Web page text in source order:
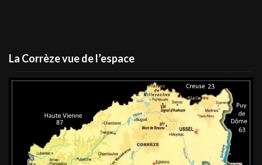
La Corrèze vue de l’espace